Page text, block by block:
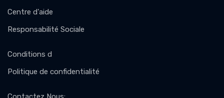
Centre d'aide
Responsabilité Sociale
Conditions d
Politique de confidentialité